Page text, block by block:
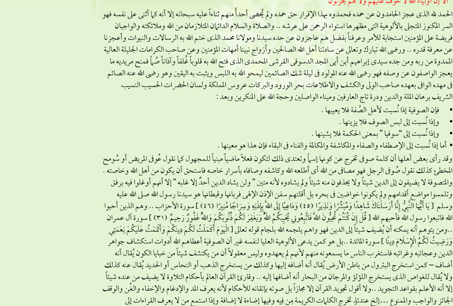
الحمد لله الذى عجز الحامدون عن حمده فحمدوه بهذا الإقرار حق حمده ولم يُحصى أحدأً منهم ثناءاً عليه سبحانه إلا أنه كما أثنى على نفسه فهو
السر المكنوز المتجلى بالألوهية التى مظهرها استواء الرحمن على عرشه.. والصلاة والسلام الدائمان المتلازمان من الله وملائكته والواجبان
فريضة على المؤمنين استجابة للأمر وعرفناً بفضل هم عاجزون عن حده سيدنا ومولانا محمد الذى ختم الله به الرسالات والنبوات وأعجزنا
عن معرفة قدره .. ورضى الله تبارك وتعالى عن سادتنا أهل الله الصالحين وأزواج نبينا أمهات المؤمنين وعن صاحب الكرامات الجليلة العالية
الممدوة من ربه ومن جده سيدى إبراهيم أبن أبى المجد الدسوقى القرشى المحمدى الذى فتح الله به قلوباً غُلفاً وآذاناً صُماً فمنح مريديه ما
يعجز الواصفون عن وصفه فهو رضى الله عنه المولود فى ليلة شك الصائمين ليمحو الله به اللبس ويثبت به اليقين وهو رضى الله عنه الصائم
فى مهده الوافى بعهده صاحب الولى والكشف والاطلاعات بحر الورود والبركات عروس المملكة ولسان الحضرات الحسيب النسيب
الشريف برهان الملة والدين ودرة تاج العارفين وميناء الواصلين وحجة الله على المنكرين وبعد :
• فإن الصوفية إذا نُسبت لأهل الصُفة فلا يعيبها .
• وإذا نُسبت إلى لبس الصوف فلا يزينها .
• وإذا نُسبت إلى “سوفيا ” بمعنى الحكمة فلا يشينها .
• أما إذا نُسبت إلى الإصطفاء والصفاء والمكاشفة والمكالمة والفناء فى البقاء فإن هذا هو معينها .
وقد رأى بعض أهلها أن كلمة صوفى تخرج عن كونها إسماً وتعتدى ذلك لتكون فعلاً ماضياً مبنياً للمجهول كما نقول عُوفى المريض أو سُومح
المخطئ كذلك نقول صُوفى الرجل فهو مصافى من الله أى أطلعه الله وكاشفه وصافاه بأسرار خاصه فاستحق أن يكون من أهل الله وخاصته .
والمتصوفة لا يضيفون إلى الدين شيئاً ولا يحذفون منه شيئاً ولم يشادوه لأنه متين ” ولن يشاد الدين أحدٌ إلا غلبه ” إلا أنهم أوغلوا فيه برفق
وتلمسوا مواضع أقدامهم ولم يكونوا خواضين فى بحره بل أقلتهم سفن الإذن الإلهى فربانها وقبطانها هو سيدنا رسول الله صلى الله عليه
وسلم { يَا أَيُّهَا النَّبِيُّ إِنَّا أَرْسَلْنَاكَ شَاهِدًا وَمُبَشِّرًا وَنَذِيرًا (45) وَدَاعِيًا إِلَى اللَّهِ بِإِذْنِهِ وَسِرَاجًا مُنِيرًا (46) } سورة الأحزاب .. وهم الذين أحبوا
الله فاتبعوا رسول الله فأحبهم الله { قُلْ إِنْ كُنْتُمْ تُحِبُّونَ اللَّهَ فَاتَّبِعُونِي يُحْبِبْكُمُ اللَّهُ وَيَغْفِرْ لَكُمْ ذُنُوبَكُمْ وَاللَّهُ غَفُورٌ رَحِيمٌ (31) } سورة آل عمران
..ومن يتوهم أنه يمكنه أن يُضيف شيئاً إلى الدين فهو واهم يلجمه الله بلجام قوله تعالى { الْيَوْمَ أَكْمَلْتُ لَكُمْ دِينَكُمْ وَأَتْمَمْتُ عَلَيْكُمْ نِعْمَتِي
وَرَضِيتُ لَكُمُ الْإِسْلَامَ دِينًا } سورة المائدة ..بل هو كمن يدعى الألوهية العليا لنفسه غير أن الصوفية أعطاهم الله أدوات استكشاف جواهر
الدين وعجائبه وغرائبه فاستغرب الناس ما يسمعونه منهم لأنهم لم يعهدوه وليس معقولاً أن من يكتشف شيئاً من خبايا الكون يُقال أنه
أضاف – كمن استخرج البترول من باطن الأرض يُقال أنه أضافه إليها وكذلك من يستخرج الذهب أو النحاس أو الحديد يُقال عنه كذلك
ولا يُقال للغواص الذى يستخرج اللؤلؤ والمرجان من البحار أنه أضافها إليه .. وقارئ القرآن العالم بأحكام التلاوة لا يضيف من عنده شيئاً
إلا أنه الأعلم بقواعد التجويد ..ولا أقول تجويد القرآن إلا مجازاً بل صوته بإتقانه للأحكام لأنه يعرف المد والإدغام والإخفاء والغُن والوقف
الجائز والواجب والممنوع …إلخ عندئذٍ تخرج الكلمات الكريمة مِن فِيه وفيها إضاءة لا إضافة وإذا استمع من لا يعرف القراءات إلى